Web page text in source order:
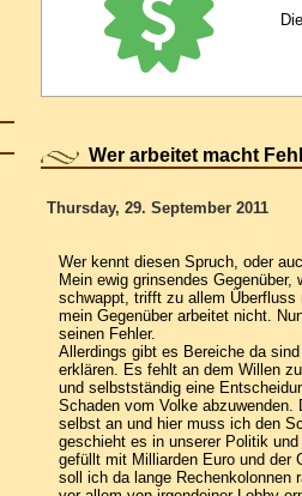
Wer arbeitet macht
Thursday, 29. September 2011
Wer kennt diesen Spruch, oder
Mein ewig grinsendes
schwappt, trifft zu allem Überfluss
mein Gegenüber arbeitet nicht.
seinen Fehler.
Allerdings gibt es Bereiche da
erklären. Es fehlt an dem Willen
und selbstständig eine
Schaden vom Volke
selbst an und hier muss ich den
geschieht es in unserer Politik
gefüllt mit Milliarden Euro und der
soll ich da lange Rechenkolonnen